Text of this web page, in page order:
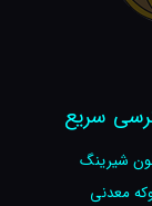
سریع
شیرینگ
معدنی